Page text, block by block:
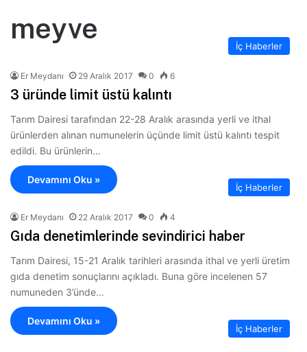
meyve
İç Haberler
Er Meydanı 29 Aralık 2017 0 6
3 üründe limit üstü kalıntı
Tarım Dairesi tarafından 22-28 Aralık arasında yerli ve ithal
ürünlerden alınan numunelerin üçünde limit üstü kalıntı tespit
edildi. Bu ürünlerin…
Devamını Oku »
İç Haberler
Er Meydanı 22 Aralık 2017 0 4
Gıda denetimlerinde sevindirici haber
Tarım Dairesi, 15-21 Aralık tarihleri arasında ithal ve yerli üretim
gıda denetim sonuçlarını açıkladı. Buna göre incelenen 57
numuneden 3’ünde…
Devamını Oku »
İç Haberler